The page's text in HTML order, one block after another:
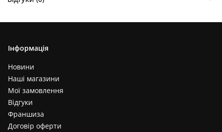
Інформація
Новини
Наші магазини
Мої замовлення
Відгуки
Франшиза
Договір оферти